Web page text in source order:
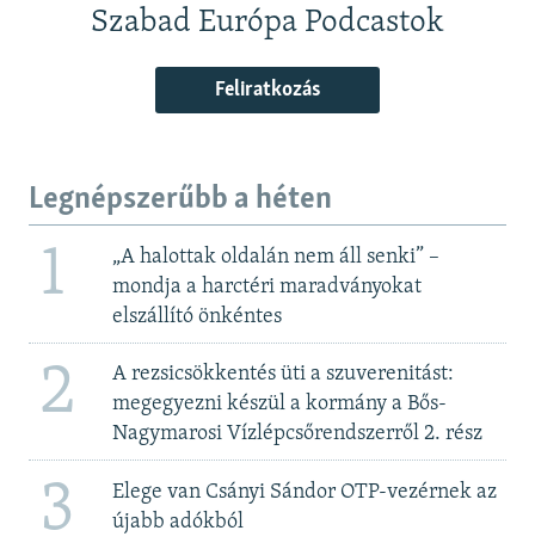
Szabad Európa Podcastok
Feliratkozás
Legnépszerűbb a héten
1
„A halottak oldalán nem áll senki” –
mondja a harctéri maradványokat
elszállító önkéntes
2
A rezsicsökkentés üti a szuverenitást:
megegyezni készül a kormány a Bős-
Nagymarosi Vízlépcsőrendszerről 2. rész
3
Elege van Csányi Sándor OTP-vezérnek az
újabb adókból